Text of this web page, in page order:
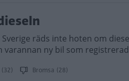
Sverige räds inte hoten om
varannan ny bil som
(32) Bromsa (28)